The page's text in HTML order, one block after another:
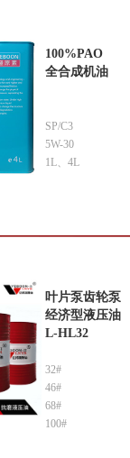
100%PAO
全合成机油
SP/C3
5W-30
1L、4L
叶片泵齿轮泵
经济型液压油
L-HL32
32#
46#
68#
100#